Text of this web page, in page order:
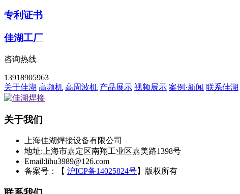
专利证书
佳湖工厂
咨询热线
13918905963
关于佳湖 高频机 高周波机 产品展示 视频展示 案例·新闻 联系佳湖
关于我们
上海佳湖焊接设备有限公司
地址:上海市嘉定区南翔工业区嘉美路1398号
Email:lihu3989@126.com
备案号：【 沪ICP备14025824号】 版权所有